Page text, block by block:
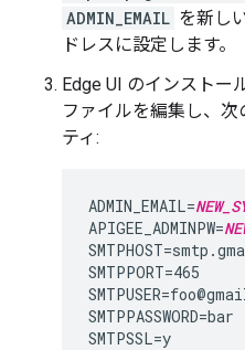
ADMIN_EMAIL を新し
ドレスに設定します。
Edge UI のインストー
ファイルを編集し、
ティ:
ADMIN_EMAIL=
APIGEE_ADMINPW=
SMTPPORT=465
SMTPPASSWORD=bar
SMTPSSL=y